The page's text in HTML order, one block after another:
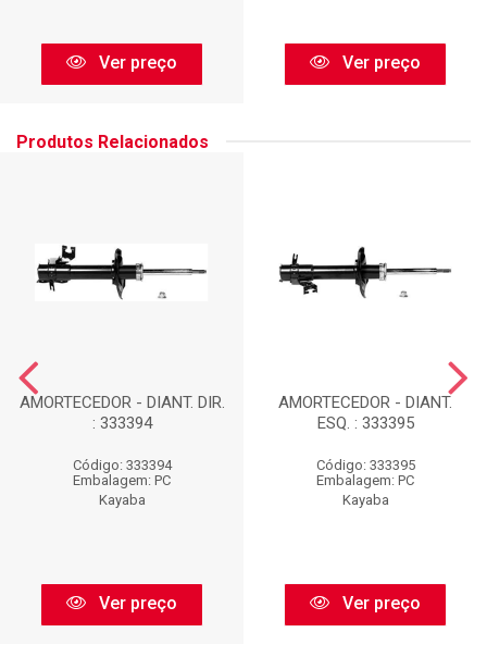
Ver preço Ver preço
Produtos Relacionados
AMORTECEDOR - DIANT. DIR.
: 333394
Código: 333394
Embalagem: PC
Kayaba
Ver preço
AMORTECEDOR - DIANT.
ESQ. : 333395
Código: 333395
Embalagem: PC
Kayaba
Ver preço